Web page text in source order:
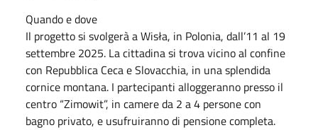
Quando e dove
Il progetto si svolgerà a Wisła, in Polonia, dall’11 al 19
settembre 2025. La cittadina si trova vicino al confine
con Repubblica Ceca e Slovacchia, in una splendida
cornice montana. I partecipanti alloggeranno presso il
centro “Zimowit”, in camere da 2 a 4 persone con
bagno privato, e usufruiranno di pensione completa.